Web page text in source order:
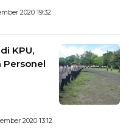
2020 19:32
KPU,
Personel
2020 13:12